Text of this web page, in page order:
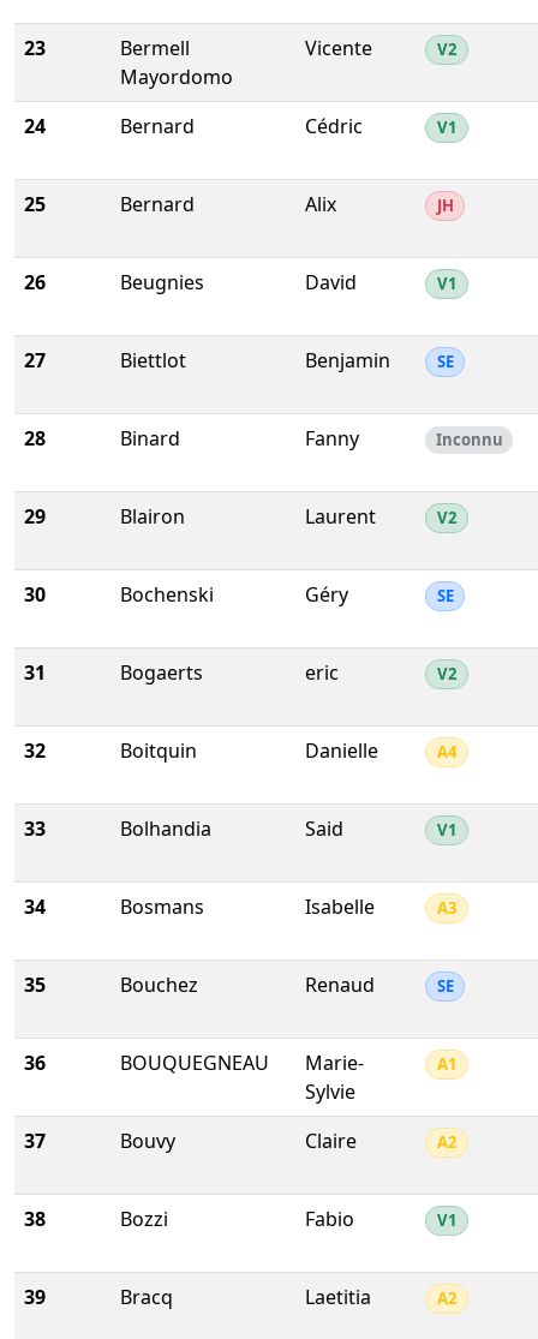
23
Bermell
Mayordomo
Vicente V2
24 Bernard Cédric V1
25 Bernard Alix JH
26 Beugnies David V1
27 Biettlot Benjamin SE
28 Binard Fanny Inconnu
29 Blairon Laurent V2
30 Bochenski Géry SE
31 Bogaerts eric V2
32 Boitquin Danielle A4
33 Bolhandia Said V1
34 Bosmans Isabelle A3
35 Bouchez Renaud SE
36 BOUQUEGNEAU
Marie-
Sylvie
A1
37 Bouvy Claire A2
38 Bozzi Fabio V1
39 Bracq Laetitia A2